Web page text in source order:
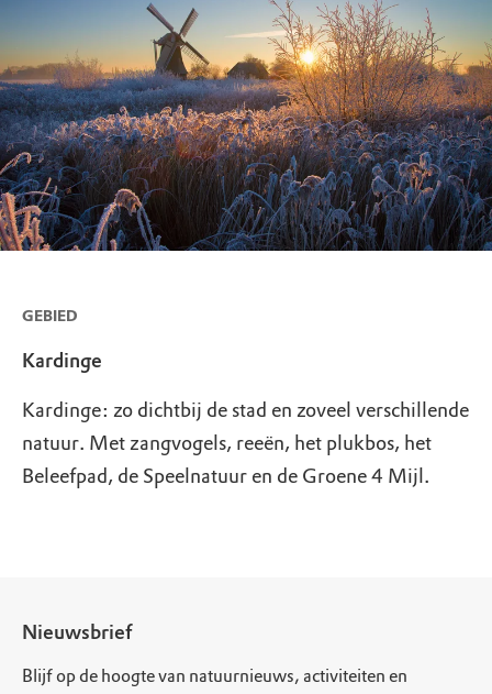
GEBIED
Kardinge
Kardinge: zo dichtbij de stad en zoveel verschillende
natuur. Met zangvogels, reeën, het plukbos, het
Beleefpad, de Speelnatuur en de Groene 4 Mijl.
Nieuwsbrief
Blijf op de hoogte van natuurnieuws, activiteiten en